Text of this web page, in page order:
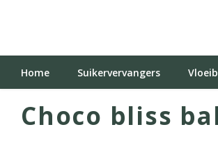
Home Suikervervangers
Choco bliss